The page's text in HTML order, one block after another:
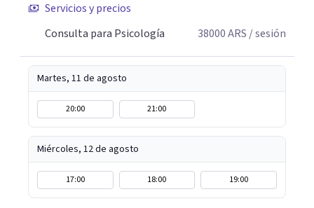
Servicios y precios
Consulta para Psicología
38000ARS / sesión
Martes, 11 de agosto
20:00 21:00
Miércoles, 12 de agosto
17:00 18:00 19:00